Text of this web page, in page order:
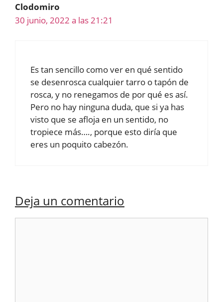
Clodomiro
30 junio, 2022 a las 21:21
Es tan sencillo como ver en qué sentido
se desenrosca cualquier tarro o tapón de
rosca, y no renegamos de por qué es así.
Pero no hay ninguna duda, que si ya has
visto que se afloja en un sentido, no
tropiece más…., porque esto diría que
eres un poquito cabezón.
Deja un comentario